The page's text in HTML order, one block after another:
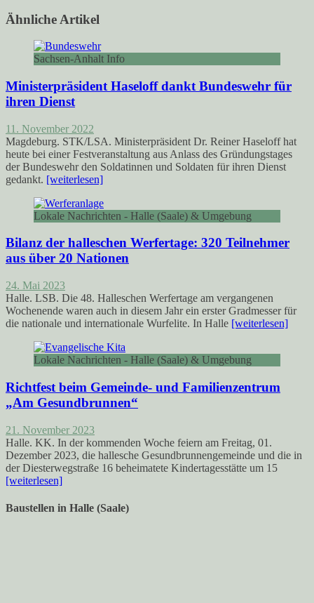
Ähnliche Artikel
Sachsen-Anhalt Info
Ministerpräsident Haseloff dankt Bundeswehr für
ihren Dienst
11. November 2022
Magdeburg. STK/LSA. Ministerpräsident Dr. Reiner Haseloff hat
heute bei einer Festveranstaltung aus Anlass des Gründungstages
der Bundeswehr den Soldatinnen und Soldaten für ihren Dienst
gedankt. [weiterlesen]
Lokale Nachrichten - Halle (Saale) & Umgebung
Bilanz der halleschen Werfertage: 320 Teilnehmer
aus über 20 Nationen
24. Mai 2023
Halle. LSB. Die 48. Halleschen Werfertage am vergangenen
Wochenende waren auch in diesem Jahr ein erster Gradmesser für
die nationale und internationale Wurfelite. In Halle [weiterlesen]
Lokale Nachrichten - Halle (Saale) & Umgebung
Richtfest beim Gemeinde- und Familienzentrum
„Am Gesundbrunnen“
21. November 2023
Halle. KK. In der kommenden Woche feiern am Freitag, 01.
Dezember 2023, die hallesche Gesundbrunnengemeinde und die in
der Diesterwegstraße 16 beheimatete Kindertagesstätte um 15
[weiterlesen]
Baustellen in Halle (Saale)